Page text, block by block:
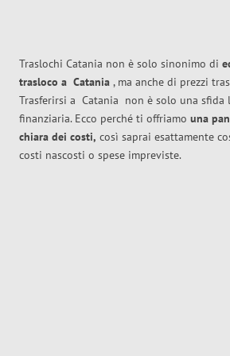
Traslochi Catania non è solo sinonimo di
trasloco a Catania , ma anche di prezzi
Trasferirsi a Catania non è solo una sfida
finanziaria. Ecco perché ti offriamo una
chiara dei costi, così saprai esattamente
costi nascosti o spese impreviste.